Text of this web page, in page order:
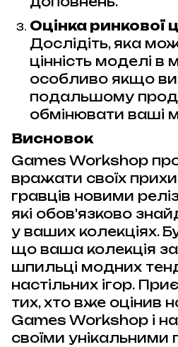
Оцінка ринкової
Дослідіть, яка
цінність моделі в
особливо якщо ви
подальшому
обмінювати ваші
Висновок
Games Workshop
вражати своїх
гравців новими
які обов'язково
у ваших колекціях.
що ваша колекція
шпильці модних
настільних ігор.
тих, хто вже оцінив
Games Workshop і
своїми